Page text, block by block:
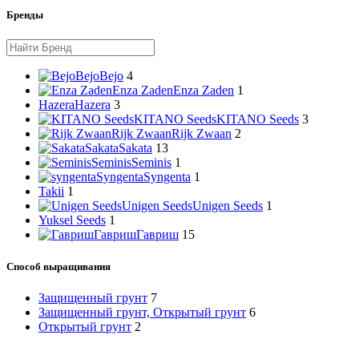
Бренды
BejoBejo 4
Enza ZadenEnza Zaden 1
HazeraHazera 3
KITANO SeedsKITANO Seeds 3
Rijk ZwaanRijk Zwaan 2
SakataSakata 13
SeminisSeminis 1
SyngentaSyngenta 1
Takii 1
Unigen SeedsUnigen Seeds 1
Yuksel Seeds 1
ГавришГавриш 15
Способ выращивания
Защищенный грунт 7
Защищенный грунт, Открытый грунт 6
Открытый грунт 2